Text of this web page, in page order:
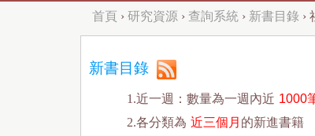
您
在
首頁 › 研究資源 › 查詢系統 › 新書目錄 ›
新書目錄
1.近一週：數量為一週內近 1000
2.各分類為 近三個月 的新進書籍